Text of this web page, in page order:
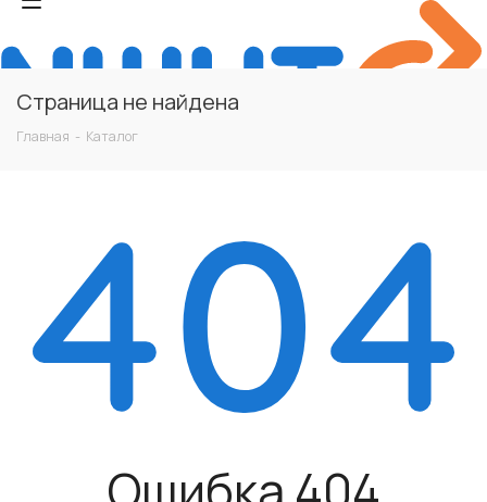
Страница не найдена
Главная - Каталог